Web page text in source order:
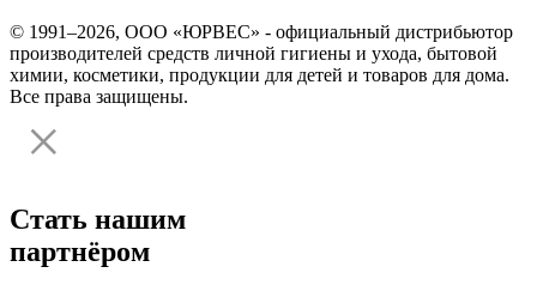
© 1991–2026, ООО «ЮРВЕС» - официальный дистрибьютор
производителей средств личной гигиены и ухода, бытовой
химии, косметики, продукции для детей и товаров для дома.
Все права защищены.
Стать нашим
партнёром